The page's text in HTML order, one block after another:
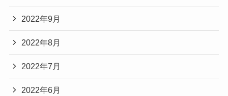
2022年9月
2022年8月
2022年7月
2022年6月